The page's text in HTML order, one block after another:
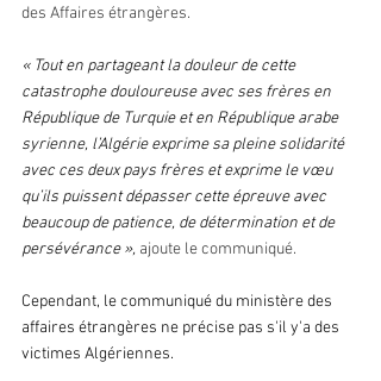
des Affaires étrangères.
« Tout en partageant la douleur de cette
catastrophe douloureuse avec ses frères en
République de Turquie et en République arabe
syrienne, l’Algérie exprime sa pleine solidarité
avec ces deux pays frères et exprime le vœu
qu’ils puissent dépasser cette épreuve avec
beaucoup de patience, de détermination et de
persévérance », ajoute le communiqué.
Cependant, le communiqué du ministère des
affaires étrangères ne précise pas s'il y'a des
victimes Algériennes.